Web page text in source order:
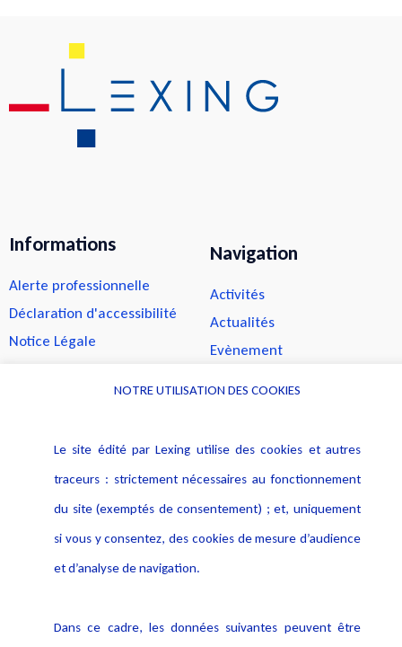
Informations
Alerte professionnelle
Déclaration d'accessibilité
Notice Légale
Contact
Crédit Photo
Navigation
Activités
Actualités
Evènement
NOTRE UTILISATION DES COOKIES
Le site édité par Lexing utilise des cookies et autres
traceurs : strictement nécessaires au fonctionnement
du site (exemptés de consentement) ; et, uniquement
si vous y consentez, des cookies de mesure d’audience
et d’analyse de navigation.
Dans ce cadre, les données suivantes peuvent être